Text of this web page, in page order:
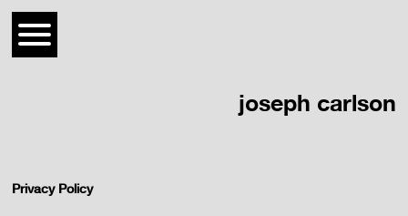
joseph carlson
Privacy Policy